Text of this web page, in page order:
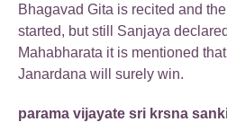
Bhagavad Gita is recited and
started, but still Sanjaya
Mahabharata it is mentioned
Janardana will surely win.
parama vijayate sri krsna